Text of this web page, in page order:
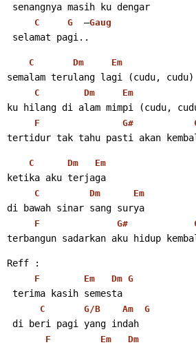
senangnya masih ku dengar
C G –Gaug
selamat pagi..
C Dm Em
semalam terulang lagi (cudu, cudu)
C Dm Em
ku hilang di alam mimpi (cudu,
F G#
tertidur tak tahu pasti akan
C Dm Em
ketika aku terjaga
C Dm Em
di bawah sinar sang surya
F G#
terbangun sadarkan aku hidup
Reff :
F Em Dm G
terima kasih semesta
C G/B Am G
di beri pagi yang indah
F Em Dm